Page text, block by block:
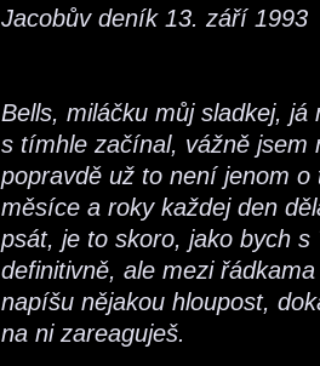
Jacobův deník 13. září 1993
Bells, miláčku můj sladkej,
s tímhle začínal, vážně jsem
popravdě už to není jenom
měsíce a roky každej den
psát, je to skoro, jako bych
definitivně, ale mezi
napíšu nějakou hloupost,
na ni zareaguješ.